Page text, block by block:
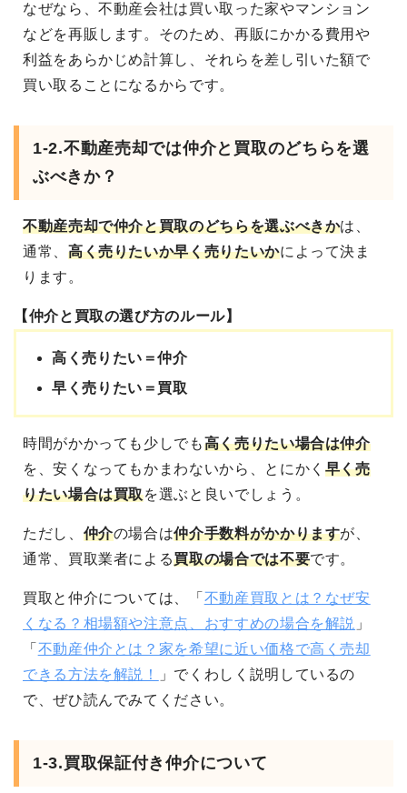
なぜなら、不動産会社は買い取った家やマンション
などを再販します。そのため、再販にかかる費用や
利益をあらかじめ計算し、それらを差し引いた額で
買い取ることになるからです。
1-2.不動産売却では仲介と買取のどちらを選
ぶべきか？
不動産売却で仲介と買取のどちらを選ぶべきかは、
通常、 高く売りたいか早く売りたいかによって決ま
ります。
【仲介と買取の選び方のルール】
高く売りたい＝仲介
早く売りたい＝買取
時間がかかっても 少しでも高く売りたい場合は仲介
を、安くなってもかまわないから、とにかく 早く売
りたい場合は買取を選ぶと良いでしょう。
ただし、 仲介の場合は仲介手数料がかかりますが、
通常、買取業者による買取の場合では不要です。
買取と仲介については、「 不動産買取とは？なぜ安
くなる？相場額や注意点、おすすめの場合を解説 」
「 不動産仲介とは？家を希望に近い価格で高く売却
できる方法を解説！
」でくわしく説明しているの
で、ぜひ読んでみてください。
1-3.買取保証付き仲介について